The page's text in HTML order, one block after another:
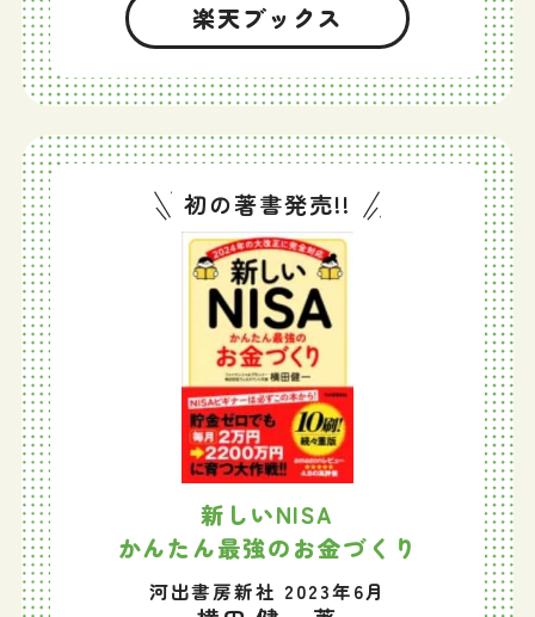
楽天ブックス
初の著書発売!!
新しいNISA
かんたん最強のお金づくり
河出書房新社 2023年6月